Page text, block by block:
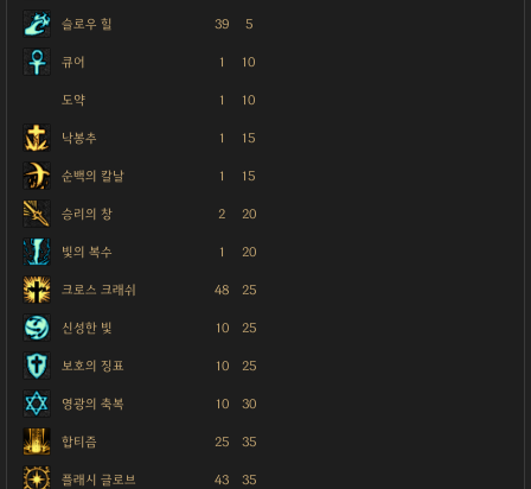
슬로우 힐 39 5
큐어 1 10
도약 1 10
낙봉추 1 15
순백의 칼날 1 15
승리의 창 2 20
빛의 복수 1 20
크로스 크래쉬 48 25
신성한 빛 10 25
보호의 징표 10 25
영광의 축복 10 30
합티즘 25 35
플래시 글로브 43 35